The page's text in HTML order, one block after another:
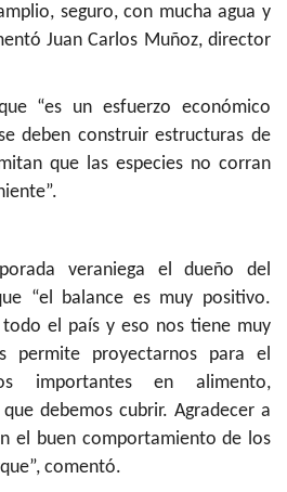
seguro, con mucha agua y
Juan Carlos Muñoz, director
“es un esfuerzo económico
deben construir estructuras de
que las especies no corran
veraniega el dueño del
“el balance es muy positivo.
el país y eso nos tiene muy
permite proyectarnos para el
importantes en alimento,
debemos cubrir. Agradecer a
el buen comportamiento de los
comentó.